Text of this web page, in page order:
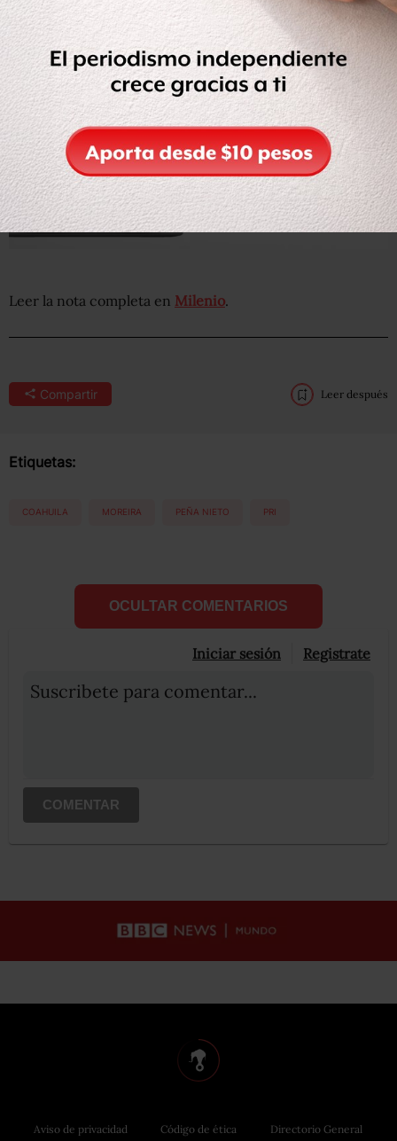
Leer la nota completa en Milenio.
Compartir Leer después
Etiquetas:
COAHUILA MOREIRA PEÑA NIETO PRI
OCULTAR COMENTARIOS
Iniciar sesión Registrate
Suscribete para comentar...
COMENTAR
Aviso de privacidad Código de ética Directorio General